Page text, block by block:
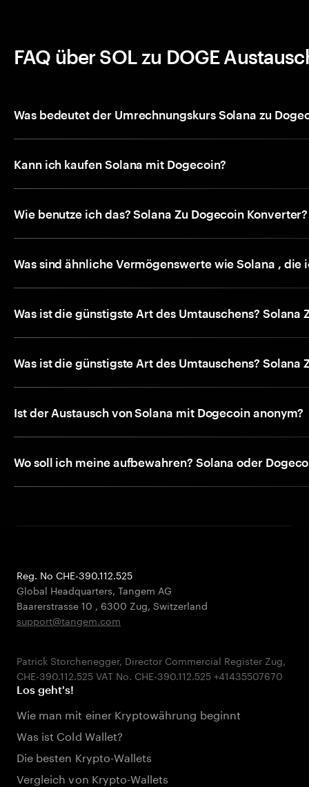
FAQ über SOL zu DOGE
Was bedeutet der Umrechnungskurs Solana zu
Kann ich kaufen Solana mit Dogecoin?
Wie benutze ich das? Solana Zu Dogecoin Konverter?
Was sind ähnliche Vermögenswerte wie Solana , die
Was ist die günstigste Art des Umtauschens? Solana
Was ist die günstigste Art des Umtauschens? Solana
Ist der Austausch von Solana mit Dogecoin anonym?
Wo soll ich meine aufbewahren? Solana oder
Reg. No CHE-390.112.525
Global Headquarters, Tangem AG
Baarerstrasse 10 , 6300 Zug, Switzerland
support@tangem.com
Patrick Storchenegger, Director Commercial Register Zug,
Los geht's!
Wie man mit einer Kryptowährung beginnt
Was ist Cold Wallet?
Die besten Krypto-Wallets
Vergleich von Krypto-Wallets